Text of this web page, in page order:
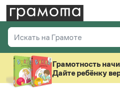
Искать на Грамоте
Справочная служба
Везде